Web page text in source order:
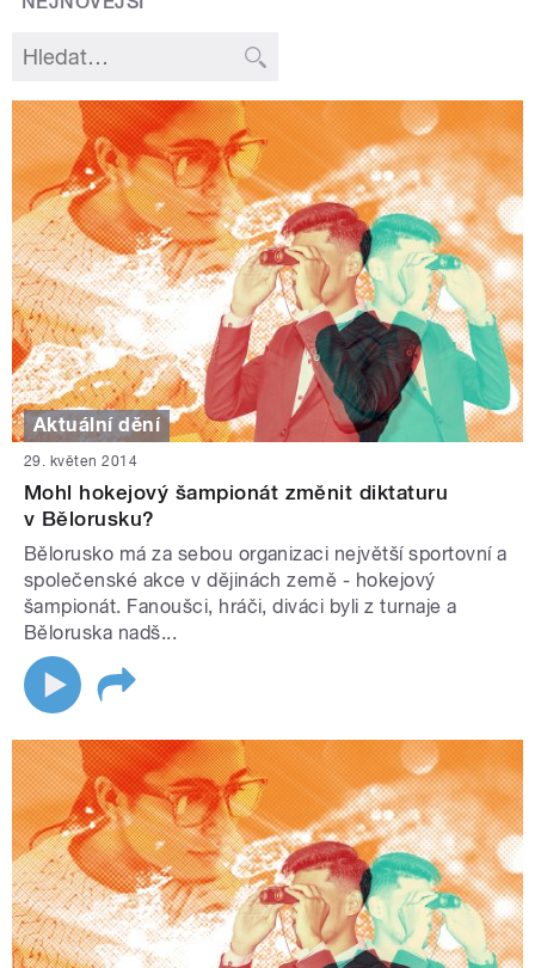
Aktuální dění
29. květen 2014
Mohl hokejový šampionát změnit diktaturu
v Bělorusku?
Bělorusko má za sebou organizaci největší sportovní a
společenské akce v dějinách země - hokejový
šampionát. Fanoušci, hráči, diváci byli z turnaje a
Běloruska nadš...